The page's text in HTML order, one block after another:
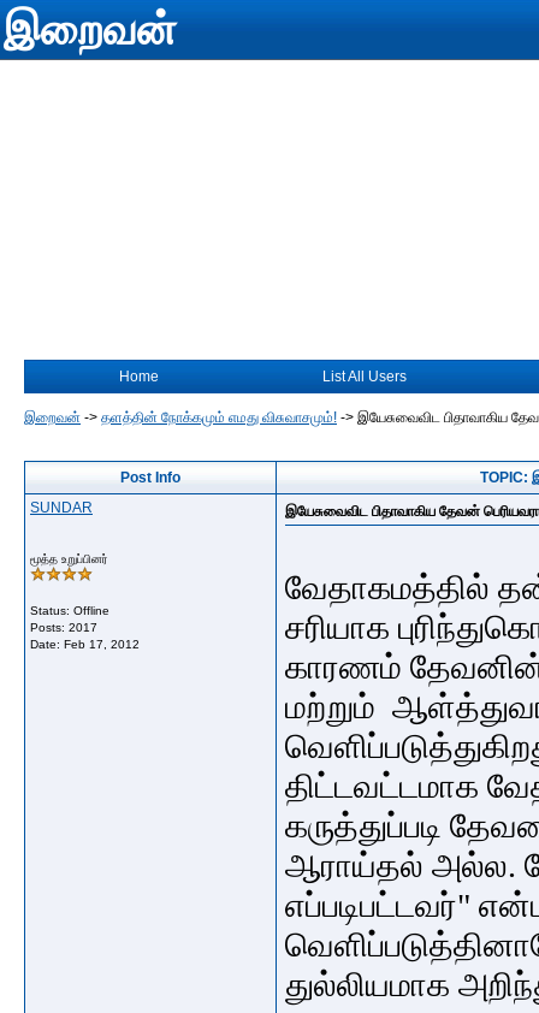
இறைவன்
Home List All Users
இறைவன் -> தளத்தின் நோக்கமும் எமது விசுவாசமும்! -> இயேசுவைவிட பிதாவாகிய
Post Info
TOPIC:
SUNDAR
மூத்த உறுப்பினர்
Status: Offline
Posts: 2017
Date: Feb 17, 2012
இயேசுவைவிட பிதாவாகிய தேவன்
வேதாகமத்தில்
சரியாக
காரணம்
மற்றும்
திட்டவட்டமாக
கருத்துப்படி
ஆராய்தல் அல்ல.
எப்படிபட்டவர்"
துல்லியமாக